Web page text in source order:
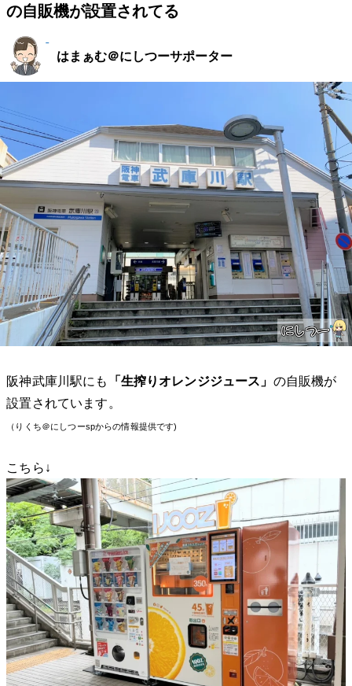
の自販機が設置されてる
はまぁむ＠にしつーサポーター
阪神武庫川駅にも 「生搾りオレンジジュース」 の自販機が
設置されています。
（りくち＠にしつーspからの情報提供です)
こちら↓